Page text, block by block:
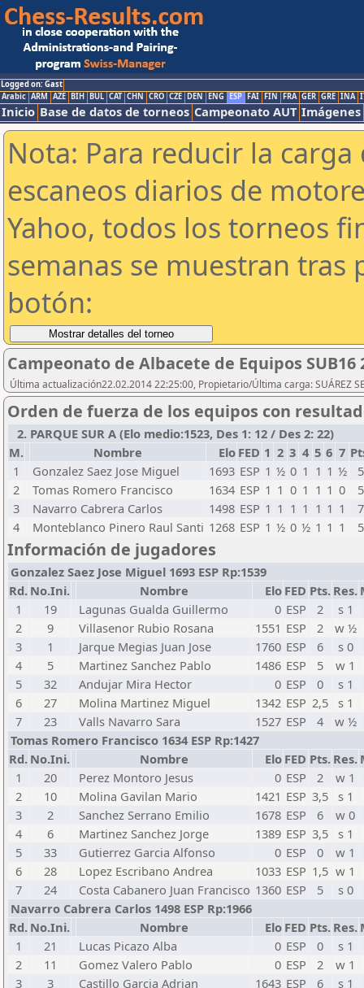
Logged on: Gast
Arabic ARM AZE BIH BUL CAT CHN CRO CZE DEN ENG ESP FAI FIN FRA GER GRE INA
Inicio Base de datos de torneos Campeonato AUT Imágenes
Nota: Para reducir la
escaneos diarios de
Yahoo, todos los torneos
semanas se muestran tras
botón:
Campeonato de Albacete de Equipos SUB16
Última actualización22.02.2014 22:25:00, Propietario/Última carga: SUÁREZ
Orden de fuerza de los equipos con
2. PARQUE SUR A (Elo medio:1523, Des 1: 12 / Des 2: 22)
M.
Nombre Elo FED 1 2 3 4 5 6 7
1
Gonzalez Saez Jose Miguel 1693 ESP 1 ½ 0 1 1 1 ½
5
2
Tomas Romero Francisco 1634 ESP 1 1 0 1 1 1 0
5
3
Navarro Cabrera Carlos 1498 ESP 1 1 1 1 1 1 1
7
4
Monteblanco Pinero Raul Santi 1268 ESP 1 ½ 0 ½ 1 1 1 5
Información de jugadores
Gonzalez Saez Jose Miguel 1693 ESP Rp:1539
Rd. No.Ini. Nombre Elo FED Pts. Res.
1
19 Lagunas Gualda Guillermo 0 ESP 2
s 1
2
9 Villasenor Rubio Rosana 1551 ESP 2
w ½
3
1 Jarque Megias Juan Jose 1760 ESP 6
s 0
4
5 Martinez Sanchez Pablo 1486 ESP 5
w 1
5
32 Andujar Mira Hector 0 ESP 0
s 1
6
27 Molina Martinez Miguel 1342 ESP 2,5 s 1
7
23 Valls Navarro Sara 1527 ESP 4
w ½
Tomas Romero Francisco 1634 ESP Rp:1427
Rd. No.Ini. Nombre Elo FED Pts. Res.
1
20 Perez Montoro Jesus 0 ESP 2
w 1
2
10 Molina Gavilan Mario 1421 ESP 3,5 s 1
3
2 Sanchez Serrano Emilio 1678 ESP 6
w 0
4
6 Martinez Sanchez Jorge 1389 ESP 3,5 s 1
5
33 Gutierrez Garcia Alfonso 0 ESP 0
w 1
6
28 Lopez Escribano Andrea 1033 ESP 1,5 w 1
7
24 Costa Cabanero Juan Francisco 1360 ESP 5
s 0
Navarro Cabrera Carlos 1498 ESP Rp:1966
Rd. No.Ini. Nombre Elo FED Pts. Res.
1
21 Lucas Picazo Alba 0 ESP 0
s 1
2
11 Gomez Valero Pablo 0 ESP 2
w 1
3
3 Castillo Garcia Adrian 1643 ESP 6
s 1